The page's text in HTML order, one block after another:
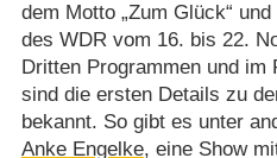
dem Motto „Zum Glück“
des WDR vom 16. bis 22.
Dritten Programmen und
sind die ersten Details zu
bekannt. So gibt es unter
Anke Engelke, eine Show